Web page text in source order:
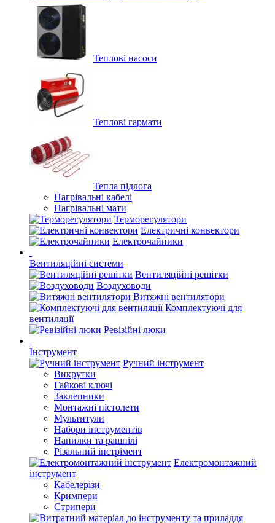
Теплові насоси
Теплові гармати
Тепла підлога
Нагрівальні кабелі
Нагрівальні мати
Терморегулятори
Електричні конвектори
Електрочайники
Вентиляційні системи
Вентиляційні решітки
Воздуховоди
Витяжні вентилятори
Комплектуючі для
вентиляції
Ревізійні люки
Інструмент
Ручний інструмент
Викрутки
Гайкові ключі
Заклепники
Монтажні пістолети
Мультитули
Набори інструментів
Напилки та рашпілі
Різальний інстрімент
Електромонтажний
інструмент
Кабелерізи
Кримпери
Стрипери